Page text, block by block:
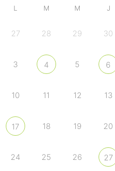
L M M J
27 28 29 30
3 4 5 6
10 11 12 13
17 18 19 20
24 25 26 27